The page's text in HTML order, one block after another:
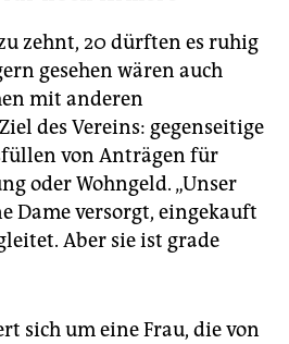
zehnt, 20 dürften es ruhig
gesehen wären auch
mit anderen
des Vereins: gegenseitige
von Anträgen für
oder Wohngeld. „Unser
Dame versorgt, eingekauft
Aber sie ist grade
sich um eine Frau, die von